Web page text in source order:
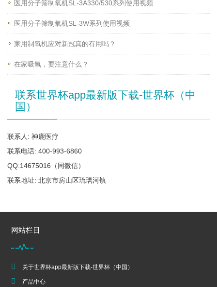
医用分子筛制氧机SL-3A330/530系列使用视频
医用分子筛制氧机SL-3W系列使用视频
家用制氧机应对新冠真的有用吗？
在家吸氧，要注意什么？
联系世界杯app最新版下载-世界杯（中
国）
联系人: 神鹿医疗
联系电话: 400-993-6860
QQ:14675016（同微信）
联系地址: 北京市房山区琉璃河镇
网站栏目
关于世界杯app最新版下载-世界杯（中国）
产品中心